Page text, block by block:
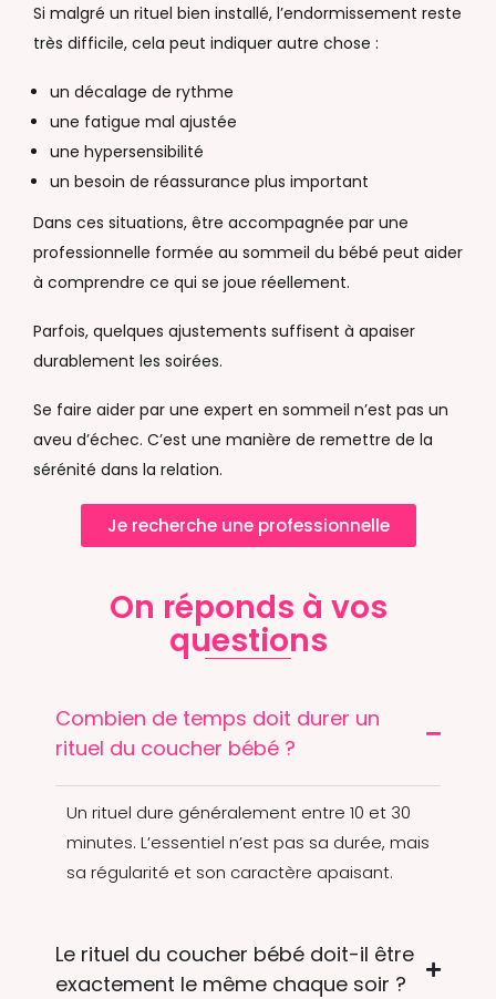
Si malgré un rituel bien installé, l’endormissement reste
très difficile, cela peut indiquer autre chose :
un décalage de rythme
une fatigue mal ajustée
une hypersensibilité
un besoin de réassurance plus important
Dans ces situations, être accompagnée par une
professionnelle formée au sommeil du bébé peut aider
à comprendre ce qui se joue réellement.
Parfois, quelques ajustements suffisent à apaiser
durablement les soirées.
Se faire aider par une expert en sommeil n’est pas un
aveu d’échec. C’est une manière de remettre de la
sérénité dans la relation.
Je recherche une professionnelle
On réponds à vos
questions
Combien de temps doit durer un
rituel du coucher bébé ?
Un rituel dure généralement entre 10 et 30
minutes. L’essentiel n’est pas sa durée, mais
sa régularité et son caractère apaisant.
Le rituel du coucher bébé doit-il être
exactement le même chaque soir ?